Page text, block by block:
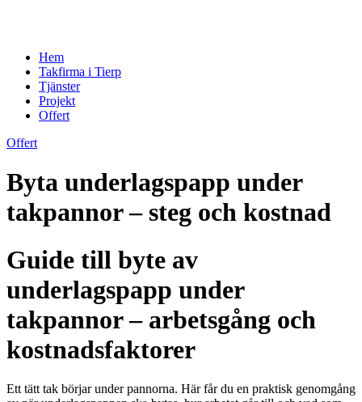
Hem
Takfirma i Tierp
Tjänster
Projekt
Offert
Offert
Byta underlagspapp under
takpannor – steg och kostnad
Guide till byte av
underlagspapp under
takpannor – arbetsgång och
kostnadsfaktorer
Ett tätt tak börjar under pannorna. Här får du en praktisk genomgång